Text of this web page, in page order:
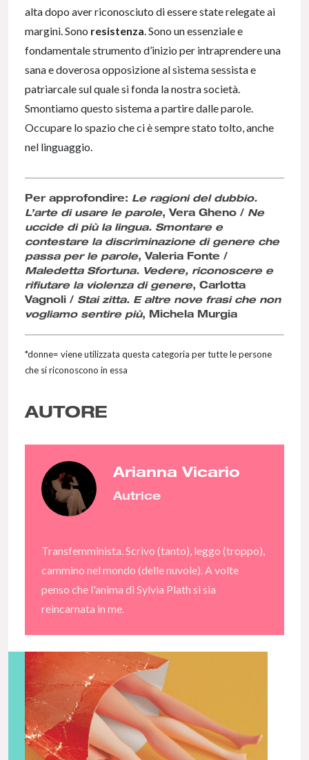
alta dopo aver riconosciuto di essere state relegate ai
margini. Sono resistenza. Sono un essenziale e
fondamentale strumento d’inizio per intraprendere una
sana e doverosa opposizione al sistema sessista e
patriarcale sul quale si fonda la nostra società.
Smontiamo questo sistema a partire dalle parole.
Occupare lo spazio che ci è sempre stato tolto, anche
nel linguaggio.
Per approfondire: Le ragioni del dubbio.
L’arte di usare le parole, Vera Gheno / Ne
uccide di più la lingua. Smontare e
contestare la discriminazione di genere che
passa per le parole, Valeria Fonte /
Maledetta Sfortuna. Vedere, riconoscere e
rifiutare la violenza di genere, Carlotta
Vagnoli / Stai zitta. E altre nove frasi che non
vogliamo sentire più, Michela Murgia
*donne= viene utilizzata questa categoria per tutte le persone
che si riconoscono in essa
AUTORE
Arianna Vicario
Autrice
Transfemminista. Scrivo (tanto), leggo (troppo),
cammino nel mondo (delle nuvole). A volte
penso che l'anima di Sylvia Plath si sia
reincarnata in me.